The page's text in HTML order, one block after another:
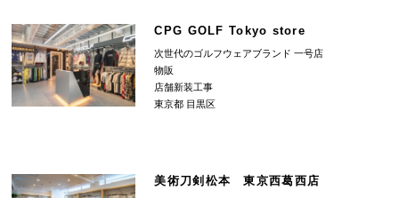
CPG GOLF Tokyo store
次世代のゴルフウェアブランド 一号店
物販
店舗新装工事
東京都 目黒区
美術刀剣松本 東京西葛西店